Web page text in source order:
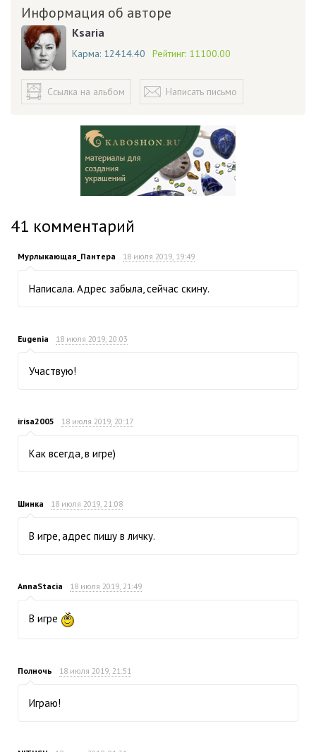
Информация об авторе
Ksaria
Карма: 12414.40 Рейтинг: 11100.00
Ссылка на альбом Написать письмо
41 комментарий
Мурлыкающая_Пантера 18 июля 2019, 19:49
Написала. Адрес забыла, сейчас скину.
Eugenia 18 июля 2019, 20:03
Участвую!
irisa2005 18 июля 2019, 20:17
Как всегда, в игре)
Шинка 18 июля 2019, 21:08
В игре, адрес пишу в личку.
AnnaStacia 18 июля 2019, 21:49
В игре
Полночь 18 июля 2019, 21:51
Играю!